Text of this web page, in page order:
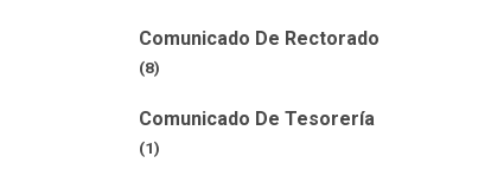
Comunicado De Rectorado
(8)
Comunicado De Tesorería
(1)